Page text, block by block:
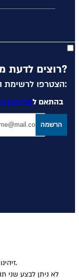
רוצים לדעת מה קורה לפני כולם?
הצטרפו לרשימת הדיוור שלנו:
בהתאם למדיניות
הרשמה
זיהינו שהמשכתם את התהליך באתר בחלון חדש.
לא ניתן לבצע שני